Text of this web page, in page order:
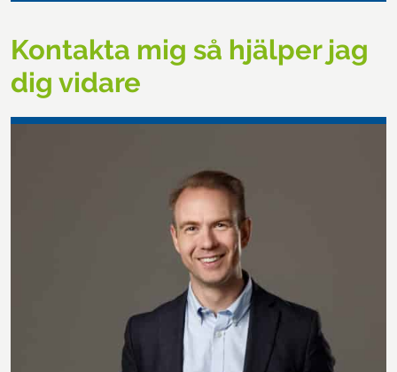
Kontakta mig så hjälper jag
dig vidare